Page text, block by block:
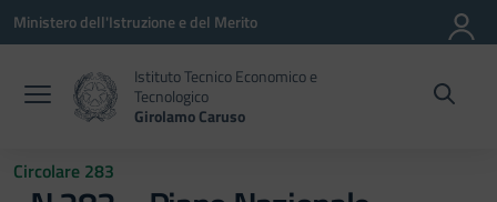
Vai ai contenuti
Vai al menu di navigazione
Vai al footer
Ministero dell'Istruzione e del Merito
Istituto Tecnico Economico e
Tecnologico
Girolamo Caruso
Circolare 283